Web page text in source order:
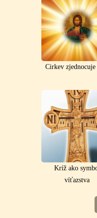
Cirkev
Kríž ako
víťazstva